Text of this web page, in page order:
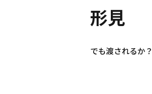
形見
でも渡されるか？